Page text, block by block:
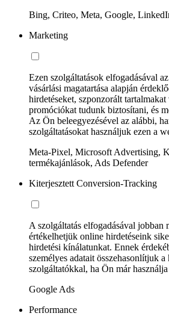
Bing, Criteo, Meta, Google,
Marketing
Ezen szolgáltatások elfogadásával
vásárlási magatartása alapján
hirdetéseket, szponzorált
promóciókat tudunk biztosítani, és
Az Ön beleegyezésével az alábbi,
szolgáltatásokat használjuk ezen a
Meta-Pixel, Microsoft Advertising,
termékajánlások, Ads Defender
Kiterjesztett Conversion-Tracking
A szolgáltatás elfogadásával jobban
értékelhetjük online hirdetéseink
hirdetési kínálatunkat. Ennek
személyes adatait összehasonlítjuk
szolgáltatókkal, ha Ön már
Google Ads
Performance